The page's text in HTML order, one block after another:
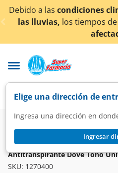
< div class="carousel-inner">
climáticas
los tiempos de entrega
Elige una dirección de
Ingresa una dirección en
Ingresar
Super Higiene y Belleza
Desodorantes y
DOVE
Antitranspirante Dove Tono
SKU: 1270400